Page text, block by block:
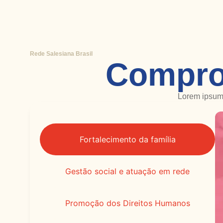
Rede Salesiana Brasil
Lorem
Fortalecimento da família
Gestão social e atuação em rede
Promoção dos Direitos Humanos